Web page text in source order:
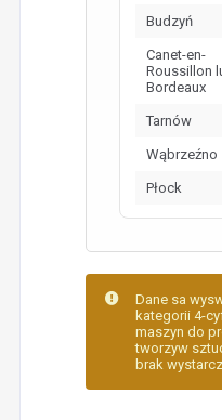
Budzyń
Canet-en-
Roussillon
Bordeaux
Tarnów
Wąbrzeźno
Płock
Dane sa
kategorii 4-
maszyn do
tworzyw
brak